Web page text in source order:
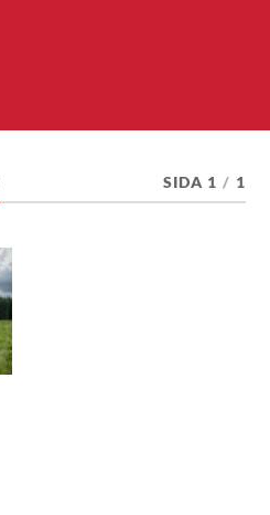
SIDA 1 / 1